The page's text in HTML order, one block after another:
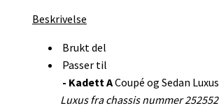
Beskrivelse
Brukt del
Passer til
- Kadett ACoupé og Sedan Luxus
Luxus fra chassis nummer 252552